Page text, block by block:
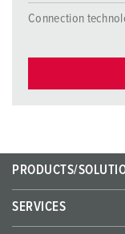
Connection
PRODUCTS/
SERVICES